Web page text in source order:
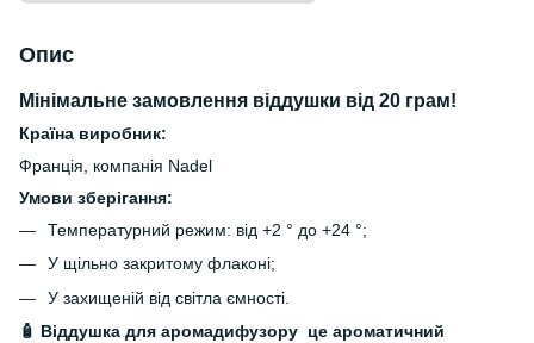
Опис
Мінімальне замовлення віддушки від 20 грам!
Країна виробник:
Франція, компанія Nadel
Умови зберігання:
Температурний режим: від +2 ° до +24 °;
У щільно закритому флаконі;
У захищеній від світла ємності.
🧴 Віддушка для аромадифузору це ароматичний